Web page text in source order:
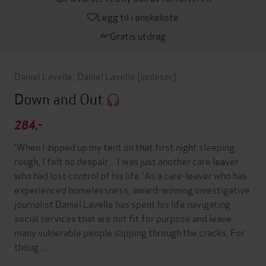
Legg til i ønskeliste
Gratis utdrag
Daniel Lavelle Daniel Lavelle (innleser)
Down and Out
284,-
'When I zipped up my tent on that first night sleeping
rough, I felt no despair... I was just another care leaver
who had lost control of his life.'As a care-leaver who has
experienced homelessness, award-winning investigative
journalist Daniel Lavelle has spent his life navigating
social services that are not fit for purpose and leave
many vulnerable people slipping through the cracks. For
thoug…